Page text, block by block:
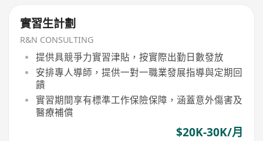
實習生計劃
R&N CONSULTING
提供具競爭力實習津貼，按實際出勤日數發放
安排專人導師，提供一對一職業發展指導與定期回
饋
實習期間享有標準工作保險保障，涵蓋意外傷害及
醫療補償
$20K-30K/月